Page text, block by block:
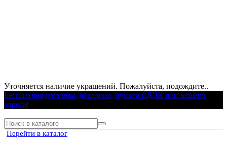
Уточняется наличие украшений. Пожалуйста, подождите..
Бесплатная доставка до салона, пункта СДЭК или вашего
адреса!
Перейти в каталог